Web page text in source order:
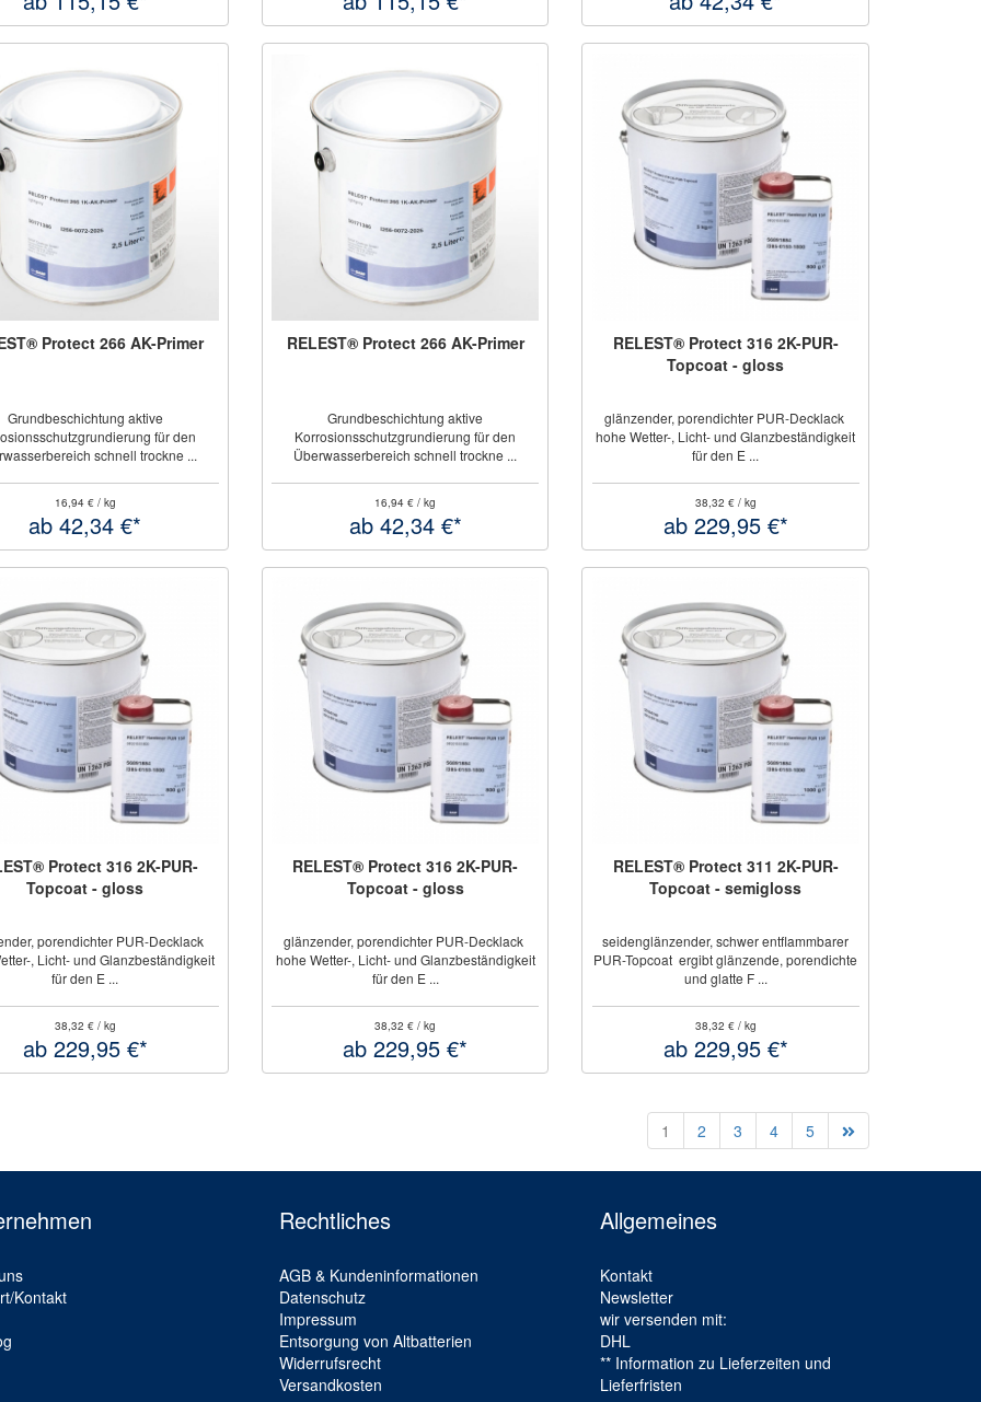
Protect 266 AK-Primer
Grundbeschichtung aktive
für den
schnell trockne ...
16,94 € / kg
ab 42,34 €*
RELEST® Protect 266 AK-Primer
Grundbeschichtung aktive
Korrosionsschutzgrundierung für den
Überwasserbereich schnell trockne ...
16,94 € / kg
ab 42,34 €*
RELEST® Protect 316 2K-PUR-
Topcoat - gloss
glänzender, porendichter PUR-Decklack
hohe Wetter-, Licht- und Glanzbeständigkeit
für den E ...
38,32 € / kg
ab 229,95 €*
Protect 316 2K-PUR-
Topcoat - gloss
porendichter PUR-Decklack
, Licht- und Glanzbeständigkeit
für den E ...
38,32 € / kg
ab 229,95 €*
RELEST® Protect 316 2K-PUR-
Topcoat - gloss
glänzender, porendichter PUR-Decklack
hohe Wetter-, Licht- und Glanzbeständigkeit
für den E ...
38,32 € / kg
ab 229,95 €*
RELEST® Protect 311 2K-PUR-
Topcoat - semigloss
seidenglänzender, schwer entflammbarer
PUR-Topcoat ergibt glänzende, porendichte
und glatte F ...
38,32 € / kg
ab 229,95 €*
1 2 3 4 5
Kontakt
Rechtliches
AGB & Kundeninformationen
Datenschutz
Impressum
Entsorgung von Altbatterien
Widerrufsrecht
Versandkosten
Allgemeines
Kontakt
Newsletter
wir versenden mit:
DHL
** Information zu Lieferzeiten und
Lieferfristen